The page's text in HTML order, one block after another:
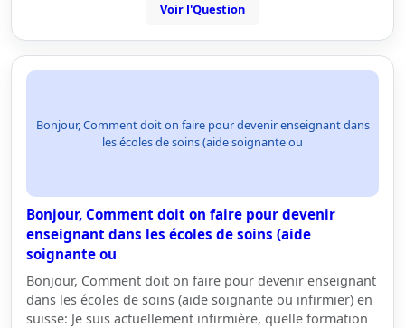
Voir l'Question
Bonjour, Comment doit on faire pour devenir enseignant dans
les écoles de soins (aide soignante ou
Bonjour, Comment doit on faire pour devenir
enseignant dans les écoles de soins (aide
soignante ou
Bonjour, Comment doit on faire pour devenir enseignant
dans les écoles de soins (aide soignante ou infirmier) en
suisse: Je suis actuellement infirmière, quelle formation